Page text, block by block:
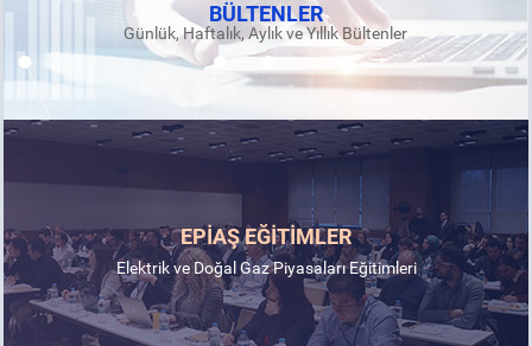
BÜLTENLER
Günlük, Haftalık, Aylık ve Yıllık Bültenler
EPİAŞ EĞİTİMLER
Elektrik ve Doğal Gaz Piyasaları Eğitimleri